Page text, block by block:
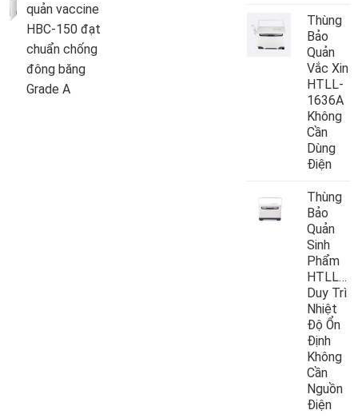
quản vaccine
HBC-150 đạt
chuẩn chống
đông băng
Grade A
Thùng
Bảo
Quản
Vắc Xin
HTLL-
1636A
Không
Cần
Dùng
Điện
Thùng
Bảo
Quản
Sinh
Phẩm
Duy Trì
Nhiệt
Độ Ổn
Định
Không
Cần
Nguồn
Điện